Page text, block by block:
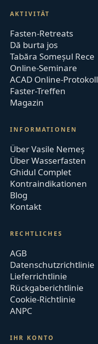
AKTIVITÄT
Fasten-Retreats
Dă burta jos
Tabăra Someșul Rece
Online-Seminare
ACAD Online-Protokoll
Faster-Treffen
Magazin
INFORMATIONEN
Über Vasile Nemeș
Über Wasserfasten
Ghidul Complet
Kontraindikationen
Blog
Kontakt
RECHTLICHES
AGB
Datenschutzrichtlinie
Lieferrichtlinie
Rückgaberichtlinie
Cookie-Richtlinie
ANPC
IHR KONTO